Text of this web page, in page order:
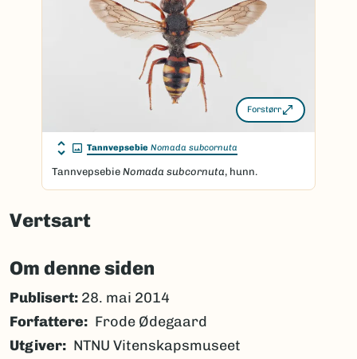
Forstørr
Tannvepsebie Nomada subcornuta
Tannvepsebie Nomada subcornuta, hunn.
Vertsart
Om denne siden
Publisert: 28. mai 2014
Forfattere
Frode Ødegaard
Utgiver
NTNU Vitenskapsmuseet